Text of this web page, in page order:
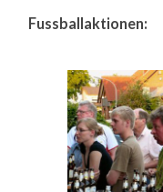
Fussballaktionen: